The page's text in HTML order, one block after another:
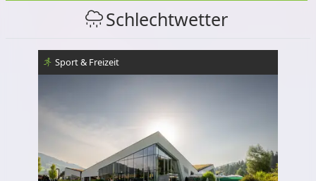
Schlechtwetter
Sport & Freizeit